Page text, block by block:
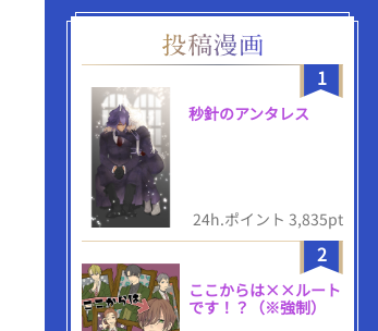
1
秒針のアンタレス
24h.ポイント 3,835pt
2
ここからは××ルート
です！？（※強制）